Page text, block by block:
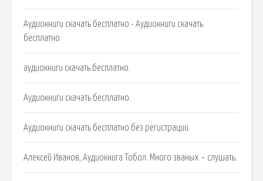
Аудиокниги скачать бесплатно - Аудиокниги скачать
бесплатно.
аудиокниги скачать бесплатно.
Аудиокниги скачать бесплатно.
Аудиокниги скачать бесплатно без регистрации.
Алексей Иванов, Аудиокнига Тобол. Много званых – слушать.